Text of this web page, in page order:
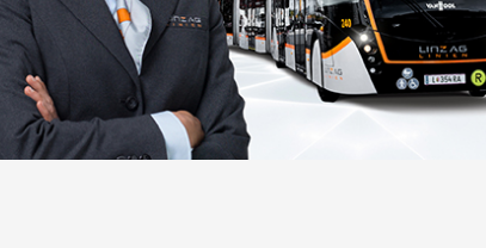
Strom
Photovoltaik
E-
Mobilität
Fitness
&
Kurse
Grottenbahn
Vorteilswelt
Wärme/Kälte
Energieeffizienz
Wasser
SERVICE
GmbH
MANAGEMENTSERVICE
LINZ
GmbH